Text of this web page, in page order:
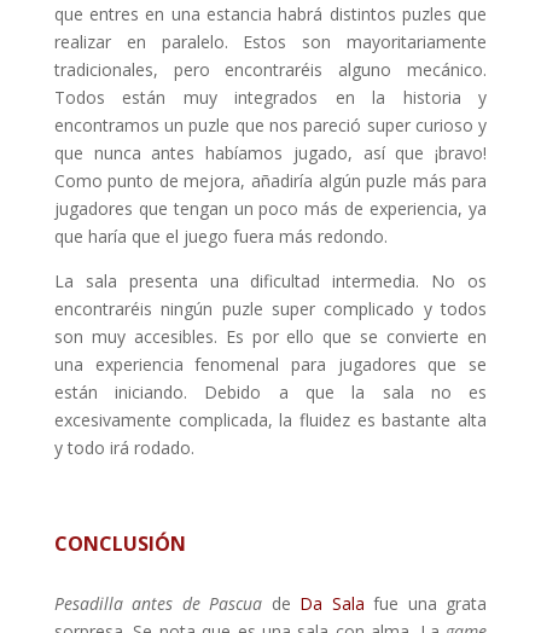
que entres en una estancia habrá distintos puzles que
realizar en paralelo. Estos son mayoritariamente
tradicionales, pero encontraréis alguno mecánico.
Todos están muy integrados en la historia y
encontramos un puzle que nos pareció super curioso y
que nunca antes habíamos jugado, así que ¡bravo!
Como punto de mejora, añadiría algún puzle más para
jugadores que tengan un poco más de experiencia, ya
que haría que el juego fuera más redondo.
La sala presenta una dificultad intermedia. No os
encontraréis ningún puzle super complicado y todos
son muy accesibles. Es por ello que se convierte en
una experiencia fenomenal para jugadores que se
están iniciando. Debido a que la sala no es
excesivamente complicada, la fluidez es bastante alta
y todo irá rodado.
CONCLUSIÓN
Pesadilla antes de Pascua de Da Sala fue una grata